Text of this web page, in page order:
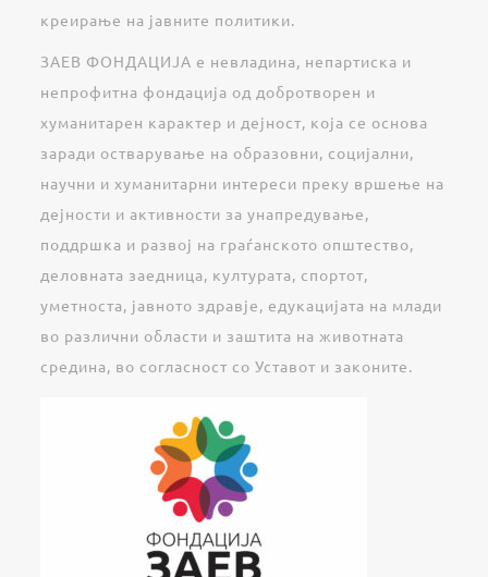
креирање на јавните политики.
ЗАЕВ ФОНДАЦИЈА е невладина, непартиска и
непрофитна фондација од добротворен и
хуманитарен карактер и дејност, која се основа
заради остварување на образовни, социјални,
научни и хуманитарни интереси преку вршење на
дејности и активности за унапредување,
поддршка и развој на граѓанското општество,
деловната заедница, културата, спортот,
уметноста, јавното здравје, едукацијата на млади
во различни области и заштита на животната
средина, во согласност со Уставот и законите.